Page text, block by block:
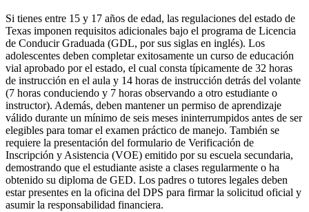
Si tienes entre 15 y 17 años de edad, las regulaciones del estado de
Texas imponen requisitos adicionales bajo el programa de Licencia
de Conducir Graduada (GDL, por sus siglas en inglés). Los
adolescentes deben completar exitosamente un curso de educación
vial aprobado por el estado, el cual consta típicamente de 32 horas
de instrucción en el aula y 14 horas de instrucción detrás del volante
(7 horas conduciendo y 7 horas observando a otro estudiante o
instructor). Además, deben mantener un permiso de aprendizaje
válido durante un mínimo de seis meses ininterrumpidos antes de ser
elegibles para tomar el examen práctico de manejo. También se
requiere la presentación del formulario de Verificación de
Inscripción y Asistencia (VOE) emitido por su escuela secundaria,
demostrando que el estudiante asiste a clases regularmente o ha
obtenido su diploma de GED. Los padres o tutores legales deben
estar presentes en la oficina del DPS para firmar la solicitud oficial y
asumir la responsabilidad financiera.